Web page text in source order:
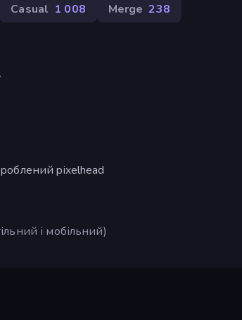
Casual 1 008 Merge 238
pixelhead
і мобільний)